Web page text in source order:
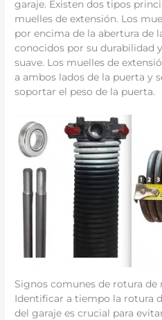
garaje. Existen dos tipos
muelles de extensión. Los
por encima de la abertura de
conocidos por su durabilidad
suave. Los muelles de
a ambos lados de la puerta y
soportar el peso de la puerta.
Signos comunes de rotura de
Identificar a tiempo la rotura
del garaje es crucial para